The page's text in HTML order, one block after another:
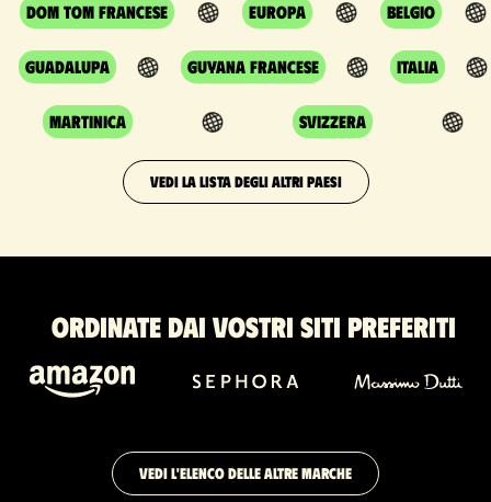
DOM TOM francese Europa Belgio
Guadalupa Guyana Francese Italia
Martinica Svizzera
VEDI LA LISTA DEGLI ALTRI PAESI
Ordinate dai vostri siti preferiti
VEDI L'ELENCO DELLE ALTRE MARCHE